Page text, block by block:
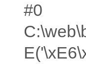
#0